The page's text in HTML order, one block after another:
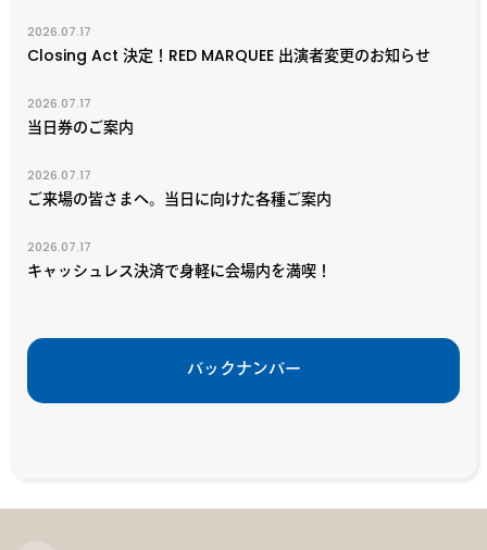
2026.07.17
Closing Act 決定！RED MARQUEE 出演者変更のお知らせ
2026.07.17
当日券のご案内
2026.07.17
ご来場の皆さまへ。当日に向けた各種ご案内
2026.07.17
キャッシュレス決済で身軽に会場内を満喫！
バックナンバー